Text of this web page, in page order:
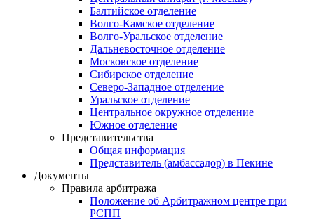
Балтийское отделение
Волго-Камское отделение
Волго-Уральское отделение
Дальневосточное отделение
Московское отделение
Сибирское отделение
Северо-Западное отделение
Уральское отделение
Центральное окружное отделение
Южное отделение
Представительства
Общая информация
Представитель (амбассадор) в Пекине
Документы
Правила арбитража
Положение об Арбитражном центре при
РСПП